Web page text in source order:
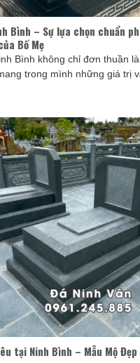
Bình – Sự lựa chọn chuẩn
Bố Mẹ
Bình không chỉ đơn thuần
trong mình những giá trị
tại Ninh Bình – Mẫu Mộ